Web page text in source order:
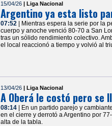
15/04/26 | Liga Nacional
Argentino ya esta listo
07:52
| Mientras espera la serie por la
cuerpo y anoche venció 80-70 a San
tras un sólido rendimiento colectivo.
el local reaccionó a tiempo y volvió al
13/04/26 | Liga Nacional
A Oberá le costó pero se
08:14
| En un partido parejo y
en el cierre y derrotó a Argentino por
alta de la tabla.